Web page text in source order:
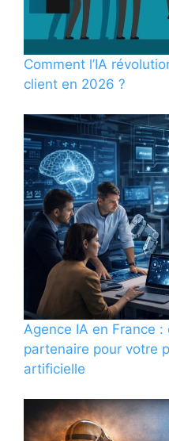
Comment l’IA
client en 2026 ?
Agence IA en France
partenaire pour votre
artificielle